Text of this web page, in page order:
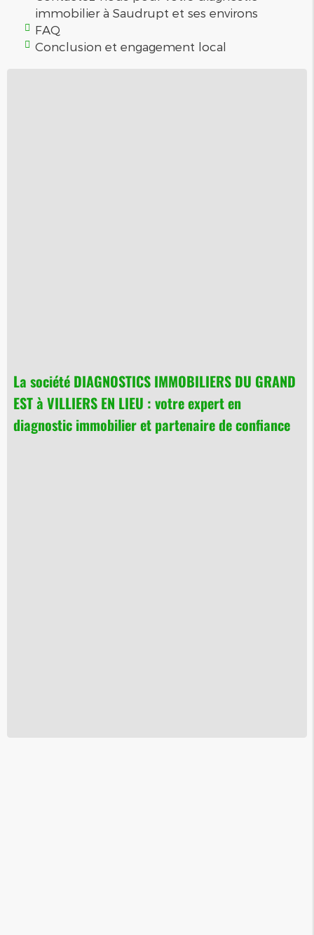
immobilier à Saudrupt et ses environs
FAQ
Conclusion et engagement local
La société DIAGNOSTICS IMMOBILIERS DU GRAND
EST à VILLIERS EN LIEU : votre expert en
diagnostic immobilier et partenaire de confiance